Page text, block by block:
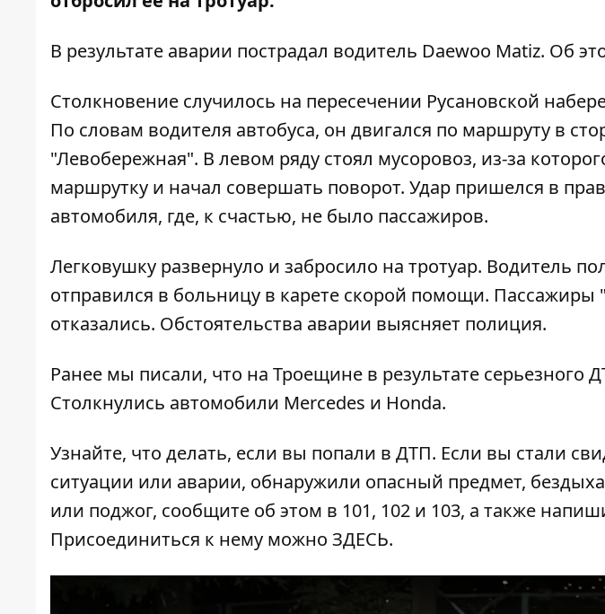
В результате аварии пострадал водитель Daewoo Matiz. Об
Столкновение случилось на пересечении Русановской
По словам водителя автобуса, он двигался по маршруту в
"Левобережная". В левом ряду стоял мусоровоз, из-за
маршрутку и начал совершать поворот. Удар пришелся в
автомобиля, где, к счастью, не было пассажиров.
Легковушку развернуло и забросило на тротуар. Водитель
отправился в больницу в карете скорой помощи.
отказались. Обстоятельства аварии выясняет полиция.
Ранее мы писали, что на Троещине в результате серьезного
Столкнулись автомобили Mercedes и Honda.
Узнайте, что делать, если вы попали в ДТП. Если вы стали
ситуации или аварии, обнаружили опасный предмет,
или поджог, сообщите об этом в 101, 102 и 103, а также
Присоединиться к нему можно ЗДЕСЬ.